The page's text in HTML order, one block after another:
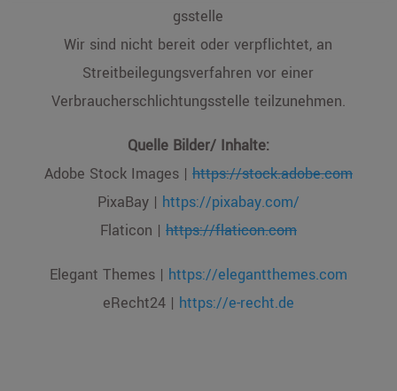
gsstelle
Wir sind nicht bereit oder verpflichtet, an
Streitbeilegungsverfahren vor einer
Verbraucherschlichtungsstelle teilzunehmen.
Quelle Bilder/ Inhalte:
Adobe Stock Images | https://stock.adobe.com
PixaBay | https://pixabay.com/
Flaticon | https://flaticon.com
Elegant Themes | https://elegantthemes.com
eRecht24 | https://e-recht.de